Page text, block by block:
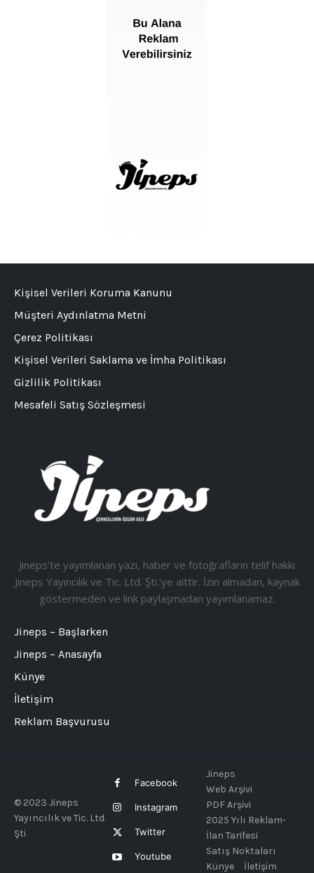
Jineps’te yayımlanan yazı, haber ve fotoğrafların telif hakkı
Jineps Yayıncılık ve Tic. Ltd. Şti.’ye aittir. İzin almadan, kaynak
göstermeden ve link paylaşmadan yayımlanamaz.
Jineps – Başlarken
Jineps – Anasayfa
Künye
İletişim
Reklam Başvurusu
Kişisel Verileri Koruma Kanunu
Müşteri Aydınlatma Metni
Çerez Politikası
Kişisel Verileri Saklama ve İmha Politikası
Gizlilik Politikası
Mesafeli Satış Sözleşmesi
© 2023 Jineps
Yayıncılık ve Tic. Ltd.
Şti
Facebook
Instagram
Twitter
Youtube
Jineps
Web Arşivi
PDF Arşivi
2025 Yılı Reklam-
İlan Tarifesi
Satış Noktaları
Künye
İletişim